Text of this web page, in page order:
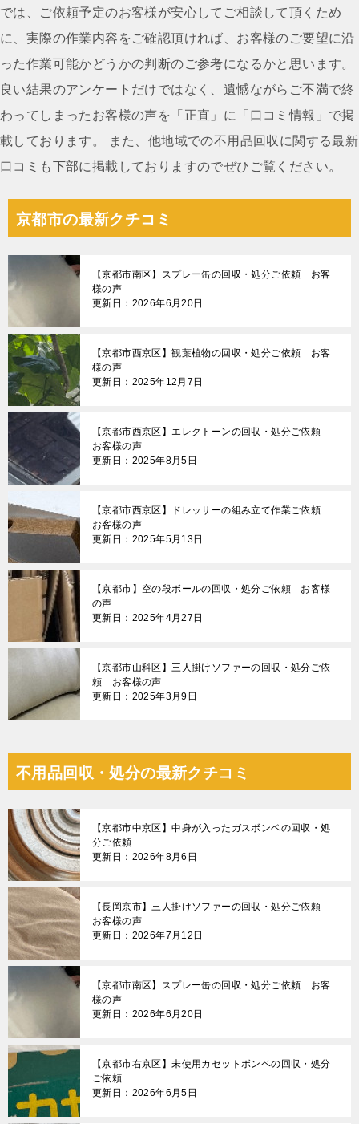
ー
シ
ョ
ン
では、ご依頼予定のお客様が安心してご相談して頂くため
に、実際の作業内容をご確認頂ければ、お客様のご要望に沿
った作業可能かどうかの判断のご参考になるかと思います。
良い結果のアンケートだけではなく、遺憾ながらご不満で終
わってしまったお客様の声を「正直」に「口コミ情報」で掲
載しております。 また、他地域での不用品回収に関する最新
口コミも下部に掲載しておりますのでぜひご覧ください。
京都市の最新クチコミ
【京都市南区】スプレー缶の回収・処分ご依頼 お客
様の声
更新日：2026年6月20日
【京都市西京区】観葉植物の回収・処分ご依頼 お客
様の声
更新日：2025年12月7日
【京都市西京区】エレクトーンの回収・処分ご依頼
お客様の声
更新日：2025年8月5日
【京都市西京区】ドレッサーの組み立て作業ご依頼
お客様の声
更新日：2025年5月13日
【京都市】空の段ボールの回収・処分ご依頼 お客様
の声
更新日：2025年4月27日
【京都市山科区】三人掛けソファーの回収・処分ご依
頼 お客様の声
更新日：2025年3月9日
不用品回収・処分の最新クチコミ
【京都市中京区】中身が入ったガスボンベの回収・処
分ご依頼
更新日：2026年8月6日
【長岡京市】三人掛けソファーの回収・処分ご依頼
お客様の声
更新日：2026年7月12日
【京都市南区】スプレー缶の回収・処分ご依頼 お客
様の声
更新日：2026年6月20日
【京都市右京区】未使用カセットボンベの回収・処分
ご依頼
更新日：2026年6月5日